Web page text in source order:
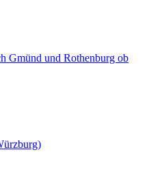
Gmünd und Rothenburg ob